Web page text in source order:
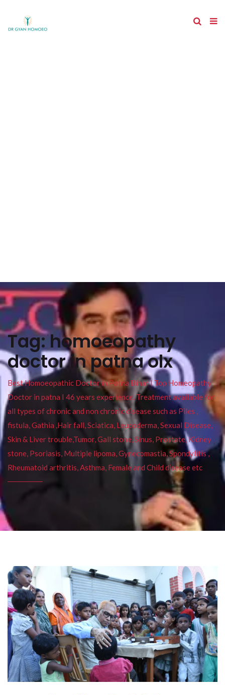
Tag:homoeopathy
doctor in patna olx
Best Homoeopathic Doctor in Patna Bihar I Top Homeopathy
Doctor in patna I 46 years experience. Treatment available for
all types of chronic and non chronic disease such as Piles ,
fistula, Gathia ,Hair fall, Sciatica, Leucoderma, Sexual Disease,
Skin & Liver trouble,Tumor, Gall stone, Sinus, Prostate, Kidney
stone, Psoriasis, Multiple lipoma, Gynecomastia, Spondylitis ,
Rheumatoid arthritis, Asthma, Female and Child disease etc